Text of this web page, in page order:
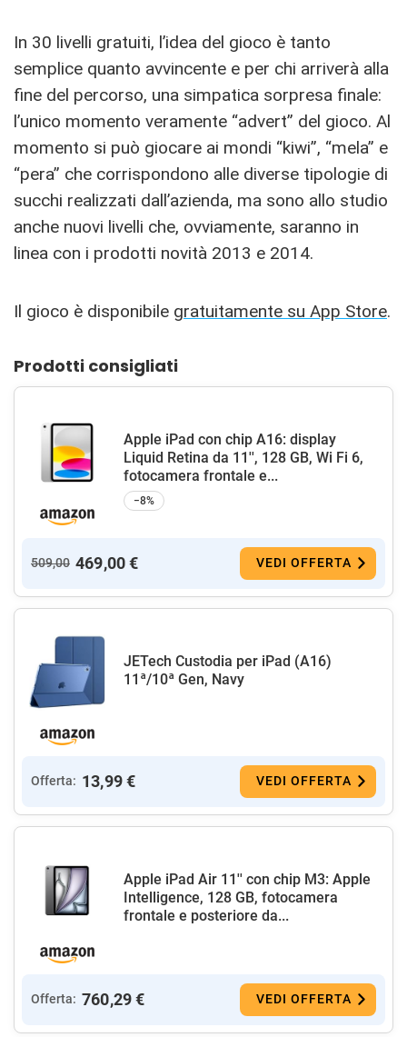
In 30 livelli gratuiti, l’idea del gioco è tanto
semplice quanto avvincente e per chi arriverà alla
fine del percorso, una simpatica sorpresa finale:
l’unico momento veramente “advert” del gioco. Al
momento si può giocare ai mondi “kiwi”, “mela” e
“pera” che corrispondono alle diverse tipologie di
succhi realizzati dall’azienda, ma sono allo studio
anche nuovi livelli che, ovviamente, saranno in
linea con i prodotti novità 2013 e 2014.
Il gioco è disponibile gratuitamente su App Store.
Prodotti consigliati
Apple iPad con chip A16: display
Liquid Retina da 11'', 128 GB, Wi Fi 6,
fotocamera frontale e...
−8%
509,00 469,00 € VEDI OFFERTA
JETech Custodia per iPad (A16)
11ª/10ª Gen, Navy
Offerta: 13,99 € VEDI OFFERTA
Apple iPad Air 11'' con chip M3: Apple
Intelligence, 128 GB, fotocamera
frontale e posteriore da...
Offerta: 760,29 € VEDI OFFERTA